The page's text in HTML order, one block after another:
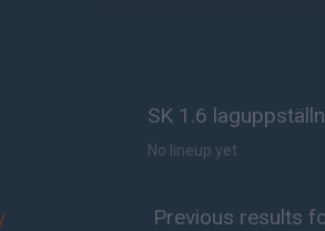
SK 1.6
No lineup yet
Previous results